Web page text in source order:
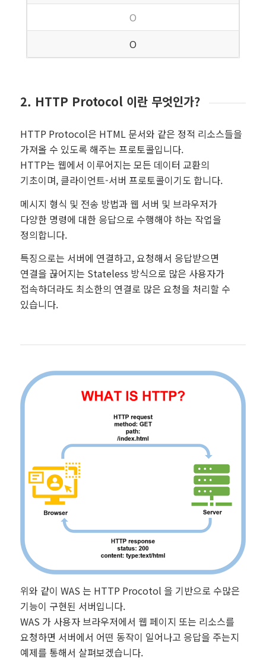
O
O
2. HTTP Protocol 이란 무엇인가?
HTTP Protocol은 HTML 문서와 같은 정적 리소스들을
가져올 수 있도록 해주는 프로토콜입니다.
HTTP는 웹에서 이루어지는 모든 데이터 교환의
기초이며, 클라이언트-서버 프로토콜이기도 합니다.
메시지 형식 및 전송 방법과 웹 서버 및 브라우저가
다양한 명령에 대한 응답으로 수행해야 하는 작업을
정의합니다.
특징으로는 서버에 연결하고, 요청해서 응답받으면
연결을 끊어지는 Stateless 방식으로 많은 사용자가
접속하더라도 최소한의 연결로 많은 요청을 처리할 수
있습니다.
위와 같이 WAS 는 HTTP Procotol 을 기반으로 수많은
기능이 구현된 서버입니다.
WAS 가 사용자 브라우저에서 웹 페이지 또는 리소스를
요청하면 서버에서 어떤 동작이 일어나고 응답을 주는지
예제를 통해서 살펴보겠습니다.